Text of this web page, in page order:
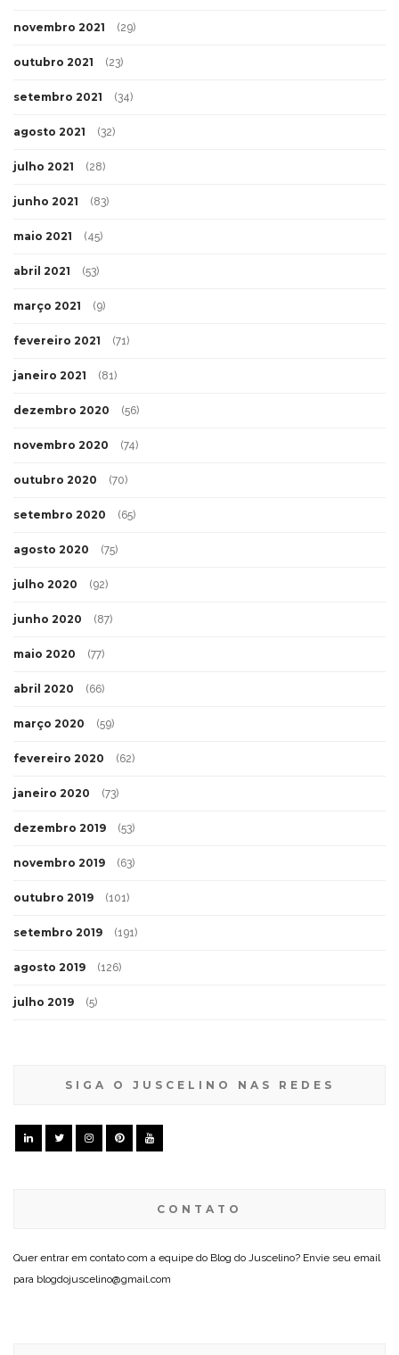
novembro 2021 (29)
outubro 2021 (23)
setembro 2021 (34)
agosto 2021 (32)
julho 2021 (28)
junho 2021 (83)
maio 2021 (45)
abril 2021 (53)
março 2021 (9)
fevereiro 2021 (71)
janeiro 2021 (81)
dezembro 2020 (56)
novembro 2020 (74)
outubro 2020 (70)
setembro 2020 (65)
agosto 2020 (75)
julho 2020 (92)
junho 2020 (87)
maio 2020 (77)
abril 2020 (66)
março 2020 (59)
fevereiro 2020 (62)
janeiro 2020 (73)
dezembro 2019 (53)
novembro 2019 (63)
outubro 2019 (101)
setembro 2019 (191)
agosto 2019 (126)
julho 2019 (5)
SIGA O JUSCELINO NAS REDES
CONTATO
Quer entrar em contato com a equipe do Blog do Juscelino? Envie seu email
para blogdojuscelino@gmail.com